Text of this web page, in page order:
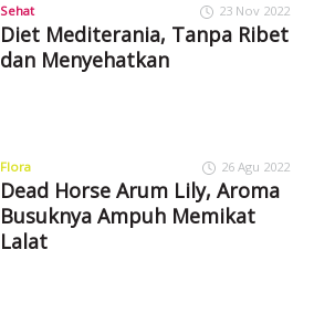
Sehat 23 Nov 2022
Diet Mediterania, Tanpa Ribet
dan Menyehatkan
Flora 26 Agu 2022
Dead Horse Arum Lily, Aroma
Busuknya Ampuh Memikat
Lalat